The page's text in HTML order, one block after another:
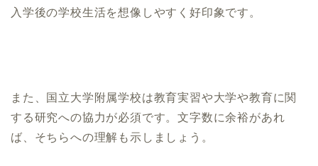
入学後の学校生活を想像しやすく好印象です。
また、国立大学附属学校は教育実習や大学や教育に関
する研究への協力が必須です。文字数に余裕があれ
ば、そちらへの理解も示しましょう。